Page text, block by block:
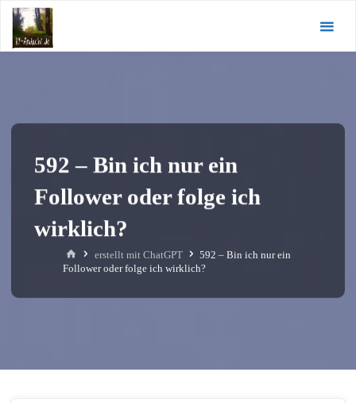
Zum
Inhalt
springen
592 – Bin ich nur ein
Follower oder folge ich
wirklich?
Starterstellt mit ChatGPT
592 – Bin ich nur ein
Follower oder folge ich wirklich?